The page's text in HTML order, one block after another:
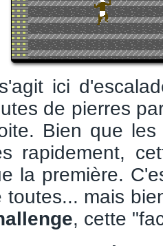
ici
de pierres
Bien que
rapidement,
la première.
toutes... mais
, cette